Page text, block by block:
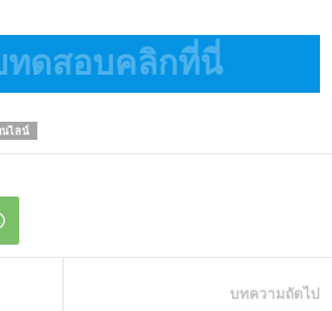
ทดสอบคลิกที่นี่
ไลน์
บทความถัดไป